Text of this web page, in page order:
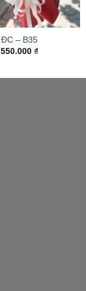
ĐC – B35
550.000 ₫